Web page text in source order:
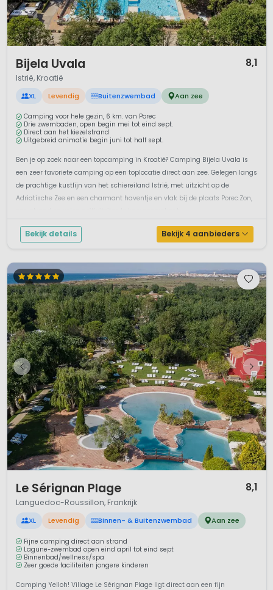
Bijela Uvala 8,1
Istrië, Kroatië
XL Levendig Buitenzwembad Aan zee
Camping voor hele gezin, 6 km. van Porec
Drie zwembaden, open begin mei tot eind sept.
Direct aan het kiezelstrand
Uitgebreid animatie begin juni tot half sept.
Ben je op zoek naar een topcamping in Kroatië? Camping Bijela Uvala is
een zeer favoriete camping op een toplocatie direct aan zee. Gelegen langs
de prachtige kustlijn van het schiereiland Istrië, met uitzicht op de
Adriatische Zee en een charmant haventje en vlak bij de plaats Porec.Zon,
Bekijk details Bekijk 4 aanbieders
Le Sérignan Plage 8,1
Languedoc-Roussillon, Frankrijk
XL Levendig Binnen- & Buitenzwembad Aan zee
Fijne camping direct aan strand
Lagune-zwembad open eind april tot eind sept
Binnenbad/wellness/spa
Zeer goede faciliteiten jongere kinderen
Camping Yelloh! Village Le Sérignan Plage ligt direct aan een fijn